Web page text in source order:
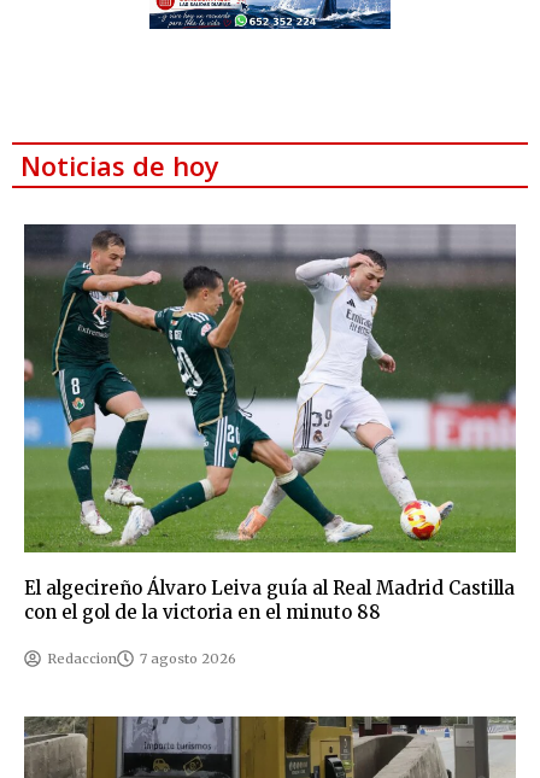
Noticias de hoy
El algecireño Álvaro Leiva guía al Real Madrid Castilla
con el gol de la victoria en el minuto 88
Redaccion 7 agosto 2026